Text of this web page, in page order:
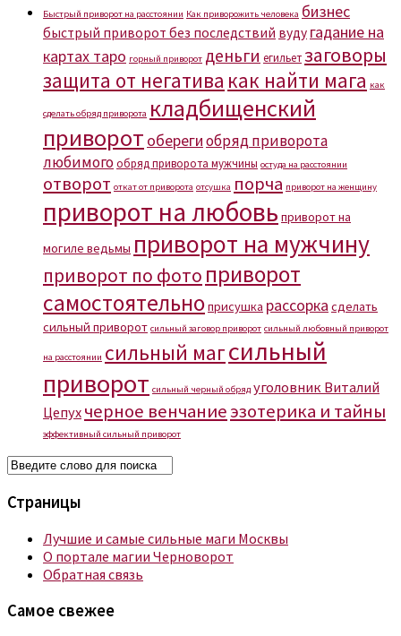
Быстрый приворот на расстоянии Как приворожить человека бизнес
быстрый приворот без последствий вуду гадание на
картах таро горный приворот деньги егильетзаговоры
защита от негатива как найти мага как
сделать обряд приворота кладбищенский
приворот оберегиобряд приворота
любимогообряд приворота мужчины остуда на расстоянии
отворот откат от приворота отсушка порча приворот на женщину
приворот на любовь приворот на
могиле ведьмы приворот на мужчину
приворот по фото приворот
самостоятельноприсушка рассорка сделать
сильный приворот сильный заговор приворот сильный любовный приворот
на расстоянии сильный магсильный
приворот сильный черный обряд уголовник Виталий
Цепух черное венчаниеэзотерика и тайны
эффективный сильный приворот
Страницы
Лучшие и самые сильные маги Москвы
О портале магии Черноворот
Обратная связь
Самое свежее